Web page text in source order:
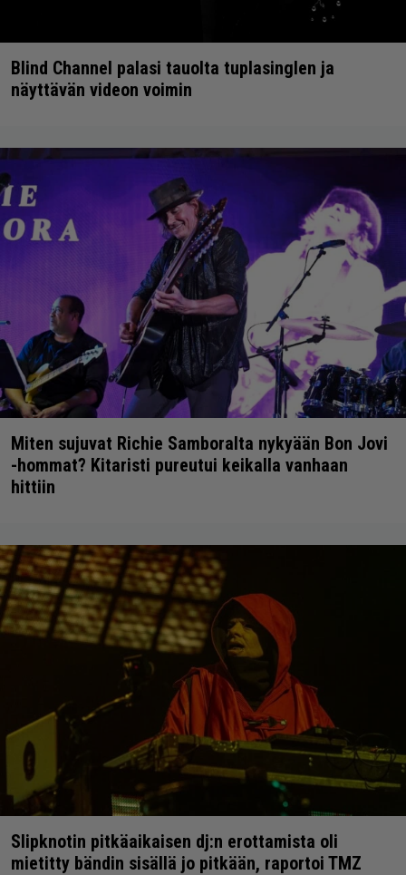
Blind Channel palasi tauolta tuplasinglen ja
näyttävän videon voimin
Miten sujuvat Richie Samboralta nykyään Bon Jovi
-hommat? Kitaristi pureutui keikalla vanhaan
hittiin
Slipknotin pitkäaikaisen dj:n erottamista oli
mietitty bändin sisällä jo pitkään, raportoi TMZ